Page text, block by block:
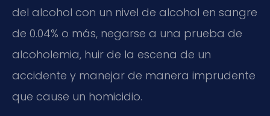
del alcohol con un nivel de alcohol en sangre
de 0.04% o más, negarse a una prueba de
alcoholemia, huir de la escena de un
accidente y manejar de manera imprudente
que cause un homicidio.